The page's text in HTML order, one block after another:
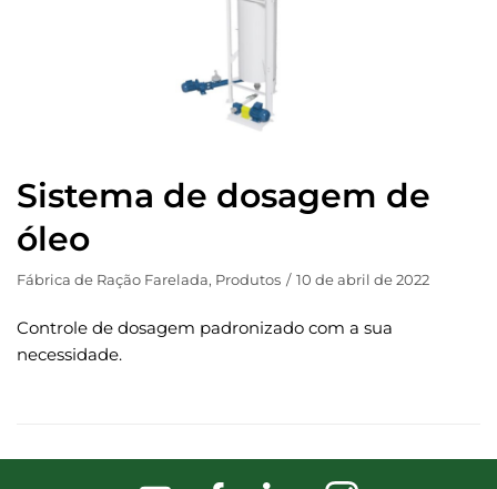
Sistema de dosagem de
óleo
Fábrica de Ração Farelada, Produtos 10 de abril de 2022
Controle de dosagem padronizado com a sua
necessidade.